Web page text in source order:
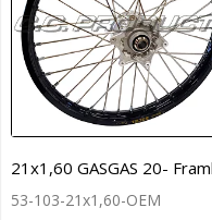
21x1,60 GASGAS 20-
53-103-21x1,60-OEM